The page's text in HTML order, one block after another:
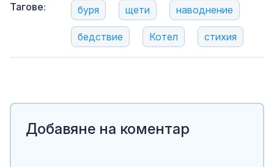
Тагове: буря щети наводнение
бедствие Котел стихия
Добавяне на коментар